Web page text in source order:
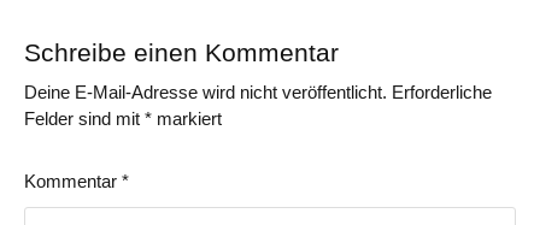
Schreibe einen Kommentar
Deine E-Mail-Adresse wird nicht veröffentlicht. Erforderliche
Felder sind mit * markiert
Kommentar *